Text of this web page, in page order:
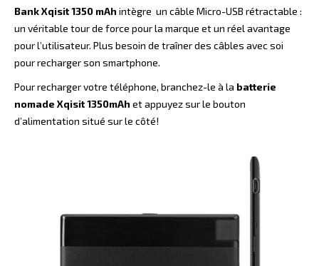
Bank Xqisit 1350 mAh intègre un câble Micro-USB rétractable :
un véritable tour de force pour la marque et un réel avantage
pour l’utilisateur. Plus besoin de traîner des câbles avec soi
pour recharger son smartphone.
Pour recharger votre téléphone, branchez-le à la batterie
nomade Xqisit1350mAh et appuyez sur le bouton
d’alimentation situé sur le côté!